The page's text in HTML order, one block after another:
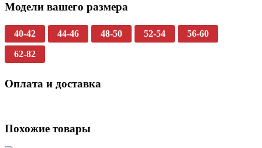
Модели вашего размера
40-42 44-46 48-50 52-54 56-60
62-82
Оплата и доставка
Похожие товары